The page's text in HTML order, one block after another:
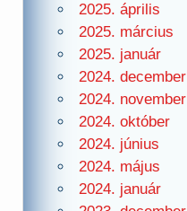
2025. április
2025. március
2025. január
2024. december
2024. november
2024. október
2024. június
2024. május
2024. január